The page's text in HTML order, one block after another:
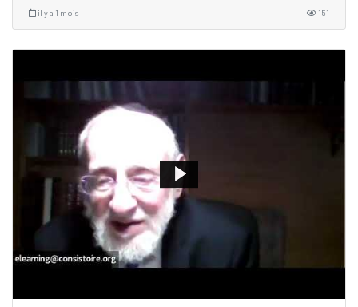
il y a 1 mois 151